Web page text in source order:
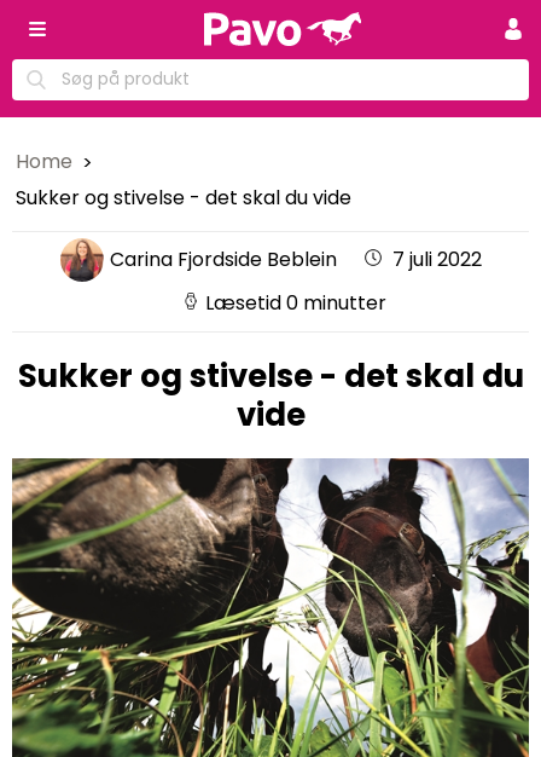
Home
Sukker og stivelse - det skal du vide
Carina Fjordside Beblein
7 juli 2022
Læsetid 0 minutter
Sukker og stivelse - det skal du
vide